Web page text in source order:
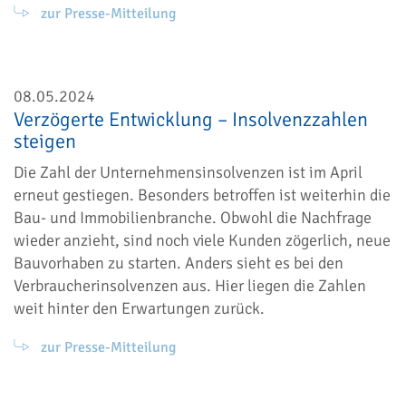
zur Presse-Mitteilung
08.05.2024
Verzögerte Entwicklung – Insolvenzzahlen
steigen
Die Zahl der Unternehmensinsolvenzen ist im April
erneut gestiegen. Besonders betroffen ist weiterhin die
Bau- und Immobilienbranche. Obwohl die Nachfrage
wieder anzieht, sind noch viele Kunden zögerlich, neue
Bauvorhaben zu starten. Anders sieht es bei den
Verbraucherinsolvenzen aus. Hier liegen die Zahlen
weit hinter den Erwartungen zurück.
zur Presse-Mitteilung